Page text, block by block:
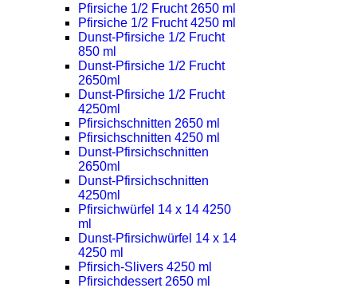
Pfirsiche 1/2 Frucht 2650 ml
Pfirsiche 1/2 Frucht 4250 ml
Dunst-Pfirsiche 1/2 Frucht
850 ml
Dunst-Pfirsiche 1/2 Frucht
2650ml
Dunst-Pfirsiche 1/2 Frucht
4250ml
Pfirsichschnitten 2650 ml
Pfirsichschnitten 4250 ml
Dunst-Pfirsichschnitten
2650ml
Dunst-Pfirsichschnitten
4250ml
Pfirsichwürfel 14 x 14 4250
ml
Dunst-Pfirsichwürfel 14 x 14
4250 ml
Pfirsich-Slivers 4250 ml
Pfirsichdessert 2650 ml